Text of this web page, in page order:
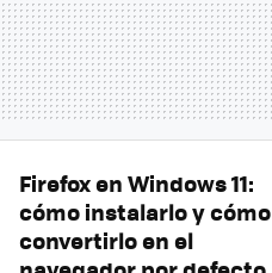
Firefox en Windows 11:
cómo instalarlo y cómo
convertirlo en el